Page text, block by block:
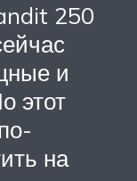
250
и
этот
на